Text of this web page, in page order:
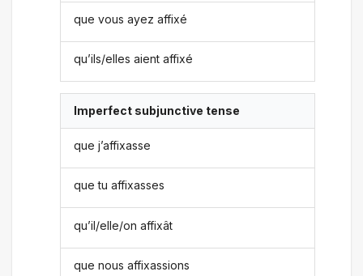
que vous ayez affixé
qu’ils/elles aient affixé
Imperfect subjunctive tense
que j’affixasse
que tu affixasses
qu’il/elle/on affixât
que nous affixassions